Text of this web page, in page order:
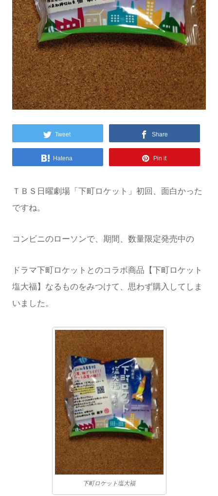
Tweet Share
Hatena Pin it
ＴＢＳ日曜劇場「下町ロケット」初回、面白かった
ですね。
コンビニのローソンで、期間、数量限定発売中の
ドラマ下町ロケットとのコラボ商品【下町ロケット
塩大福】なるものをみつけて、思わず購入してしま
いました。
下町ロケット塩大福